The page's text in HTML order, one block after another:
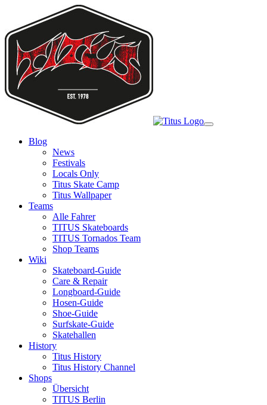
main
content
Toggle
Blog
News
Festivals
Locals Only
Titus Skate Camp
Titus Wallpaper
Teams
Alle Fahrer
TITUS Skateboards
TITUS Tornados Team
Shop Teams
Wiki
Skateboard-Guide
Care & Repair
Longboard-Guide
Hosen-Guide
Shoe-Guide
Surfskate-Guide
Skatehallen
History
Titus History
Titus History Channel
Shops
Übersicht
TITUS Berlin